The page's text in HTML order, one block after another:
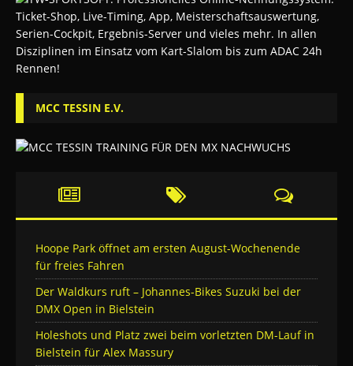
MCC TESSIN E.V.
Hoope Park öffnet am ersten August-Wochenende
für freies Fahren
Der Waldkurs ruft – Johannes-Bikes Suzuki bei der
DMX Open in Bielstein
Holeshots und Platz zwei beim vorletzten DM-Lauf in
Bielstein für Alex Massury